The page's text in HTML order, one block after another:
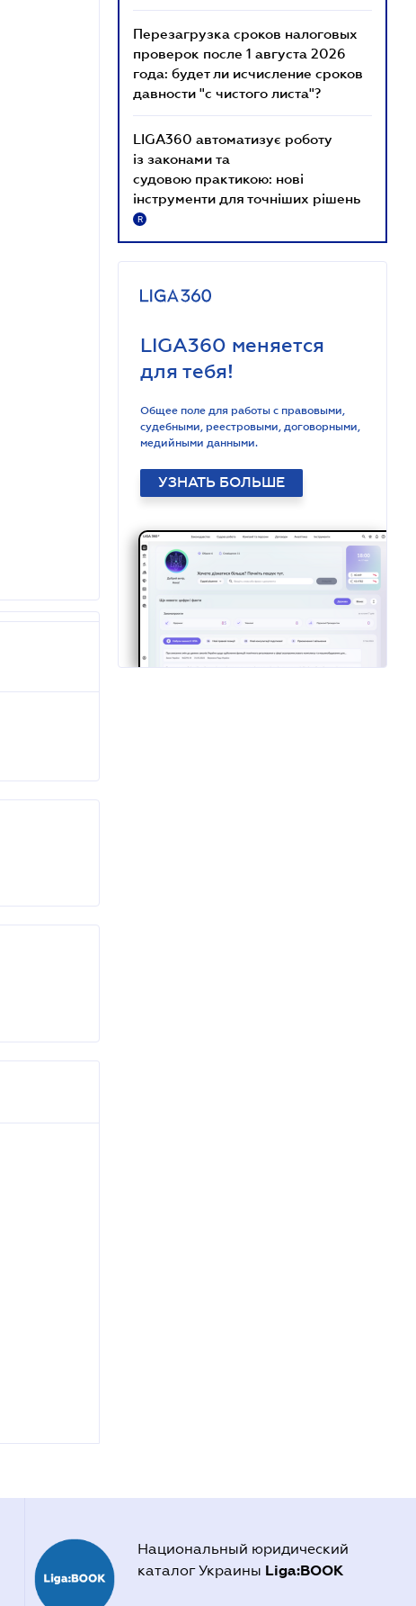
Перезагрузка сроков налоговых
проверок после 1 августа 2026
года: будет ли исчисление сроков
давности "с чистого листа"?
LIGA360 автоматизує роботу
із законами та
судовою практикою: нові
інструменти для точніших рішень
R
LIGA360 меняется
для тебя!
Общее поле для работы с правовыми,
судебными, реестровыми, договорными,
медийными данными.
УЗНАТЬ БОЛЬШЕ
Национальный юридический
каталог Украины Liga:BOOK